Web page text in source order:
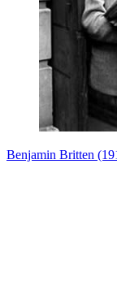
Benjamin Britten